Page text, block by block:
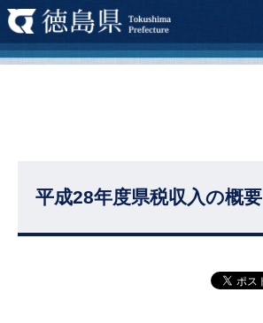
平成28年度県税収入の概要